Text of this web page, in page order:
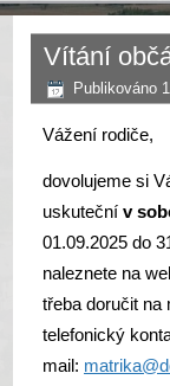
Vítání
Publikováno
Vážení rodiče,
dovolujeme si
uskuteční v
01.09.2025 do
naleznete na
třeba doručit na
telefonický
mail: